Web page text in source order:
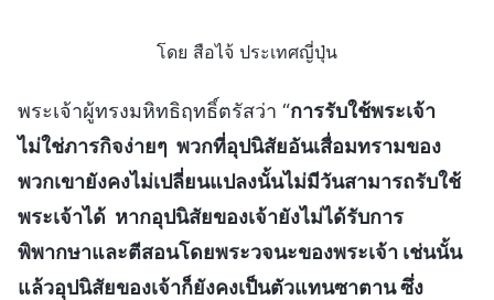
โดย สือไจ้ ประเทศญี่ปุ่น
พระเจ้าผู้ทรงมหิทธิฤทธิ์ตรัสว่า “การรับใช้พระเจ้า
ไม่ใช่ภารกิจง่ายๆ พวกที่อุปนิสัยอันเสื่อมทรามของ
พวกเขายังคงไม่เปลี่ยนแปลงนั้นไม่มีวันสามารถรับใช้
พระเจ้าได้ หากอุปนิสัยของเจ้ายังไม่ได้รับการ
พิพากษาและตีสอนโดยพระวจนะของพระเจ้า เช่นนั้น
แล้วอุปนิสัยของเจ้าก็ยังคงเป็นตัวแทนซาตาน ซึ่ง